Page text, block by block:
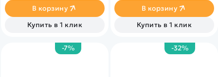
смартфонВ корзину
Купить в 1 клик
смартфонВ корзину
Купить в 1 клик
-7% -32%